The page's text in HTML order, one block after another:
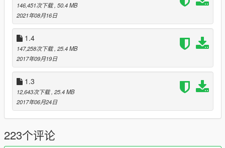
Primary Color:
Secondary Color:Interior/Rollcage/Exteriorline
Wheel Color:
Installation description included!
Enjoy!
≡≡≡≡≡≡≡≡≡≡≡≡≡≡≡≡≡≡≡≡≡≡≡≡≡≡≡≡≡≡≡≡≡≡≡≡≡≡≡≡≡
Changelog V1.5:
Added Multiplayer Folder (FiveM)
146,451次下载 , 50.4 MB
2021年08月16日
1.4
147,258次下载 , 25.4 MB
2017年09月19日
1.3
12,643次下载 , 25.4 MB
2017年06月24日
223个评论